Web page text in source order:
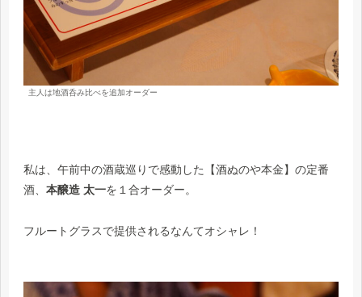
主人は地酒呑み比べを追加オーダー
私は、午前中の酒蔵巡りで感動した【酒ぬのや本金】の定番
酒、 本醸造 太一を１合オーダー。
フルートグラスで提供されるなんてオシャレ！